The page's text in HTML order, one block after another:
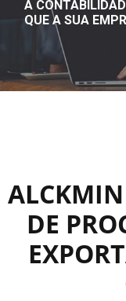
A
QUE A SUA
DE